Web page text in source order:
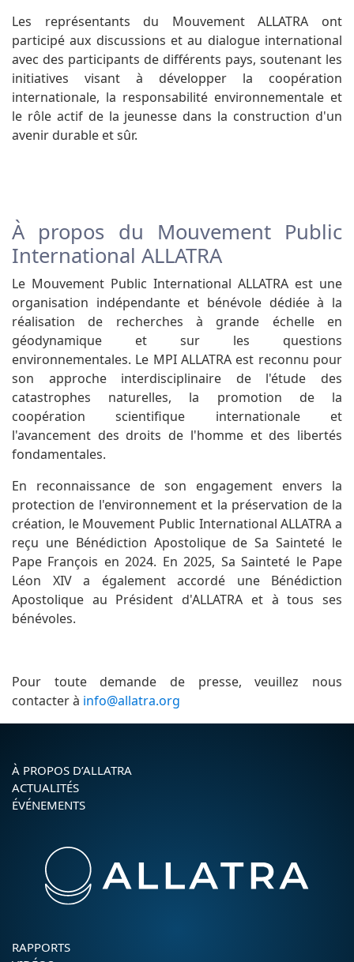
Les représentants du Mouvement ALLATRA ont
participé aux discussions et au dialogue international
avec des participants de différents pays, soutenant les
initiatives visant à développer la coopération
internationale, la responsabilité environnementale et
le rôle actif de la jeunesse dans la construction d'un
avenir durable et sûr.
À propos du Mouvement Public
International ALLATRA
Le Mouvement Public International ALLATRA est une
organisation indépendante et bénévole dédiée à la
réalisation de recherches à grande échelle en
géodynamique et sur les questions
environnementales. Le MPI ALLATRA est reconnu pour
son approche interdisciplinaire de l'étude des
catastrophes naturelles, la promotion de la
coopération scientifique internationale et
l'avancement des droits de l'homme et des libertés
fondamentales.
En reconnaissance de son engagement envers la
protection de l'environnement et la préservation de la
création, le Mouvement Public International ALLATRA a
reçu une Bénédiction Apostolique de Sa Sainteté le
Pape François en 2024. En 2025, Sa Sainteté le Pape
Léon XIV a également accordé une Bénédiction
Apostolique au Président d'ALLATRA et à tous ses
bénévoles.
Pour toute demande de presse, veuillez nous
contacter à info@allatra.org
À PROPOS D’ALLATRA
ACTUALITÉS
ÉVÉNEMENTS
RAPPORTS